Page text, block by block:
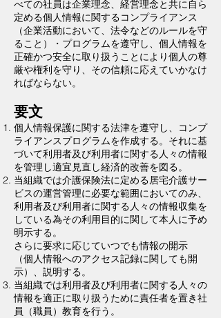
べての社員は企業理念、経営理念と共に自ら
定める個人情報に関するコンプライアンス
（企業活動において、法令などのルールを守
ること）・プログラムを遵守し、個人情報を
正確かつ安全に取り扱うことにより個人の尊
厳や権利を守り、その信頼に応えていかなけ
ればならない。
要文
個人情報保護に関する法津を遵守し、コンプ
ライアンスプログラムを作成する。それに基
づいて利用者及び利用者に関する人々の情報
を管理し適宜見直し経済的改善を図る。
当組織では介護保険法に定める居宅介護サー
ビスの運営管理に必要な範囲においてのみ、
利用者及び利用者に関する人々の情報収集を
している為その利用目的に関して本人に予め
明示する。
さらに要求に応じていつでも情報の開示
（個人情報へのアクセス記録に関しても開
示）、説明する。
当組織では利用者及び利用者に関する人々の
情報を適正に取り扱うために責任者を置き社
員（職員）教育を行う。